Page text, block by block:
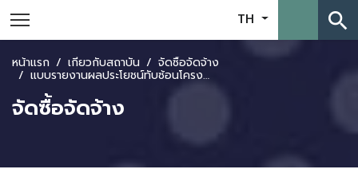
TH search
หน้าแรก เกี่ยวกับสถาบัน จัดซื้อจัดจ้าง
แบบรายงานผลประโยชน์ทับซ้อนโครงการจ้างเหมาบริการงานสนับสนุนการปฏิบัติงานของสถาบันประจำปีงบประมาณพ.ศ.2566
จัดซื้อจัดจ้าง